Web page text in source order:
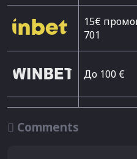
15€
701
До 100 €
 Comments